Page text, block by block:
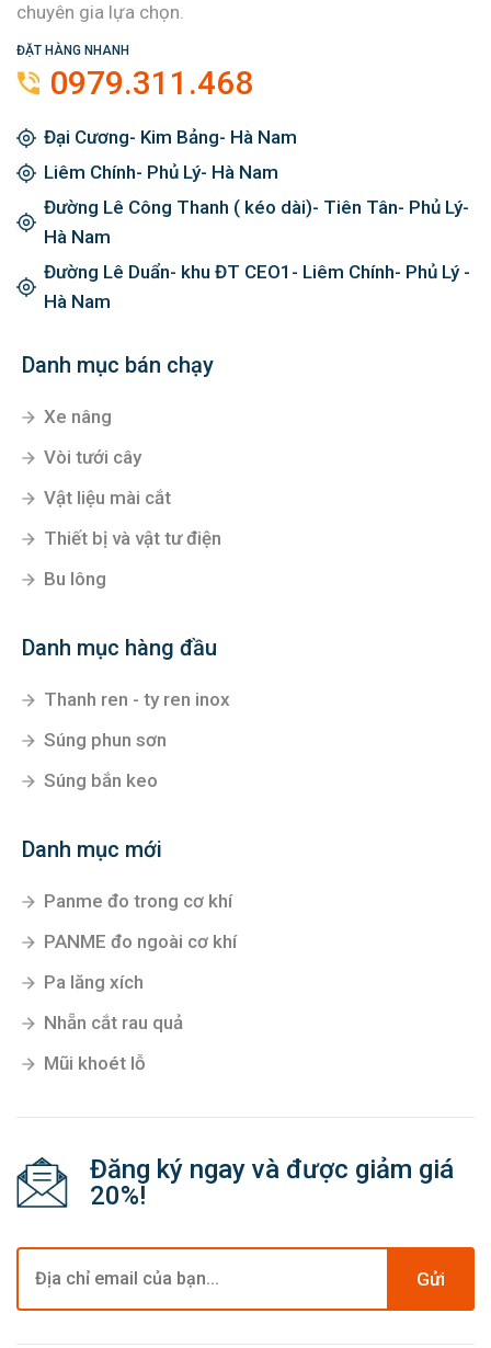
chuyên gia lựa chọn.
ĐẶT HÀNG NHANH
0979.311.468
Đại Cương- Kim Bảng- Hà Nam
Liêm Chính- Phủ Lý- Hà Nam
Đường Lê Công Thanh ( kéo dài)- Tiên Tân- Phủ Lý-
Hà Nam
Đường Lê Duẩn- khu ĐT CEO1- Liêm Chính- Phủ Lý -
Hà Nam
Danh mục bán chạy
Xe nâng
Vòi tưới cây
Vật liệu mài cắt
Thiết bị và vật tư điện
Bu lông
Danh mục hàng đầu
Thanh ren - ty ren inox
Súng phun sơn
Súng bắn keo
Danh mục mới
Panme đo trong cơ khí
PANME đo ngoài cơ khí
Pa lăng xích
Nhẵn cắt rau quả
Mũi khoét lỗ
Đăng ký ngay và được giảm giá
20%!
Gửi